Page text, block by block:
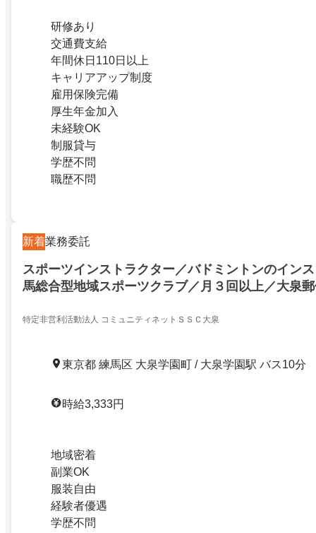
研修あり
交通費支給
年間休日110日以上
キャリアアップ制度
雇用保険完備
厚生年金加入
未経験OK
制服貸与
学歴不問
職歴不問
新着業務委託
スポーツインストラクター／バドミントンのイン
馬総合型地域スポーツクラブ／月３回以上／大泉
特定非営利活動法人 コミュニティネットＳＳＣ大泉
東京都 練馬区 大泉学園町 / 大泉学園駅 バス10分
時給3,333円
地域密着
副業OK
服装自由
経験者優遇
学歴不問